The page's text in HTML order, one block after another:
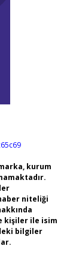
kurum
niteliği
kişiler ile isim
bilgiler